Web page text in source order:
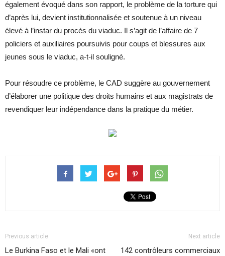
également évoqué dans son rapport, le problème de la torture qui
d’après lui, devient institutionnalisée et soutenue à un niveau
élevé à l’instar du procès du viaduc. Il s’agit de l’affaire de 7
policiers et auxiliaires poursuivis pour coups et blessures aux
jeunes sous le viaduc, a-t-il souligné.
Pour résoudre ce problème, le CAD suggère au gouvernement
d’élaborer une politique des droits humains et aux magistrats de
revendiquer leur indépendance dans la pratique du métier.
Previous article
Le Burkina Faso et le Mali «ont
Next article
142 contrôleurs commerciaux